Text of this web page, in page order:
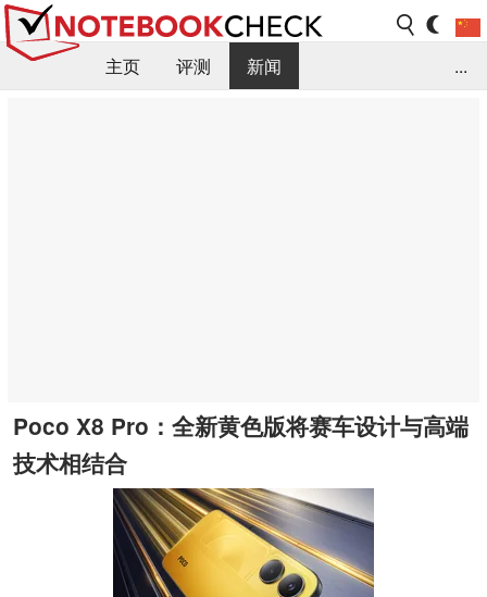
主页 评测
新闻
...
Poco X8 Pro：全新黄色版将赛车设计与高端
技术相结合